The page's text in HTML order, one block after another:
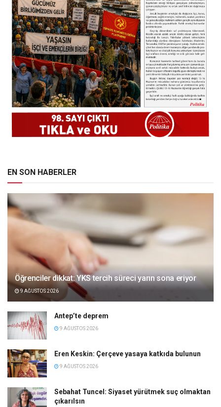
EN SON HABERLER
Öğrenciler dikkat: YKS tercih süreci yarın sona eriyor
9 AĞUSTOS 2026
Antep’te deprem
9 AĞUSTOS 2026
Eren Keskin: Çerçeve yasaya katkıda bulunun
9 AĞUSTOS 2026
Sebahat Tuncel: Siyaset yürütmek suç olmaktan
çıkarılsın